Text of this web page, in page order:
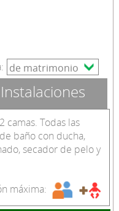
Instalaciones
camas. Todas las
baño con ducha,
secador de pelo y
máxima: